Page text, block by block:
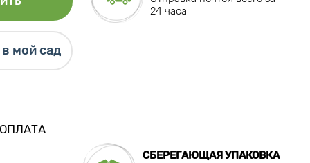
мой сад
24 часа
СБЕРЕГАЮЩАЯ УПАКОВКА